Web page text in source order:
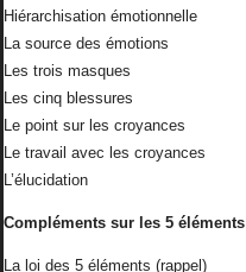
Hiérarchisation émotionnelle
La source des émotions
Les trois masques
Les cinq blessures
Le point sur les croyances
Le travail avec les croyances
L’élucidation
Compléments sur les 5 éléments
La loi des 5 éléments (rappel)